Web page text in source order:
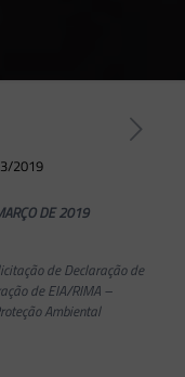
2019
DE 2019
de Declaração de
de EIA/RIMA –
Ambiental